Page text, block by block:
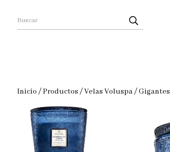
Inicio /Productos /Velas Voluspa/Gigantes